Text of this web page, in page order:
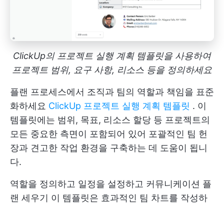
ClickUp의 프로젝트 실행 계획 템플릿을 사용하여
프로젝트 범위, 요구 사항, 리소스 등을 정의하세요
플랜 프로세스에서 조직과 팀의 역할과 책임을 표준
화하세요 ClickUp 프로젝트 실행 계획 템플릿 . 이
템플릿에는 범위, 목표, 리소스 할당 등 프로젝트의
모든 중요한 측면이 포함되어 있어 포괄적인 팀 헌
장과 견고한 작업 환경을 구축하는 데 도움이 됩니
다.
역할을 정의하고 일정을 설정하고 커뮤니케이션 플
랜 세우기 이 템플릿은 효과적인 팀 차트를 작성하